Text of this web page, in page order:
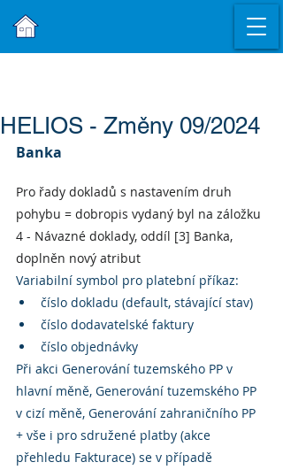
HELIOS - Změny 09/2024
Banka
Pro řady dokladů s nastavením druh
pohybu = dobropis vydaný byl na záložku
4 - Návazné doklady, oddíl [3] Banka,
doplněn nový atribut
Variabilní symbol pro platební příkaz:
číslo dokladu (default, stávající stav)
číslo dodavatelské faktury
číslo objednávky
Při akci Generování tuzemského PP v
hlavní měně, Generování tuzemského PP
v cizí měně, Generování zahraničního PP
+ vše i pro sdružené platby (akce
přehledu Fakturace) se v případě